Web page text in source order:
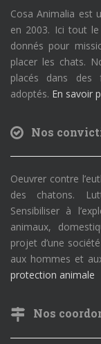
Cosa Animalia est
en 2003. Ici tout
donnés pour
placer les chats.
placés dans des
adoptés. En savoir
Nos
Oeuvrer contre
des chatons.
Sensibiliser à
animaux,
projet d’une
aux hommes et
protection animale
Nos